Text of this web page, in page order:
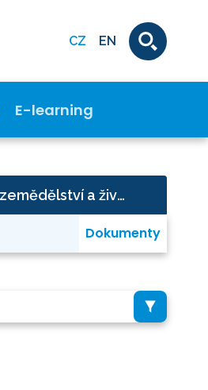
CZ EN
E-learning
Potraviny, bioekonomika, přírodní zdroje, zemědělství a životní prostředí: Circular bio-based Europe
Dokumenty